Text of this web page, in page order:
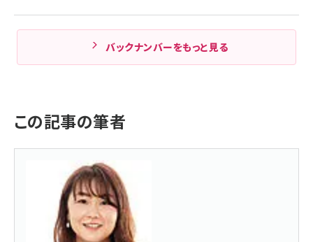
バックナンバーをもっと見る
この記事の筆者